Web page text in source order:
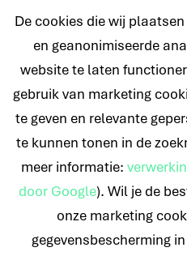
bedraagt € 33.638 op basis van
een maandtermijn van € 280,32
© 2026 Nederlands Krediet
De cookies die wij
en geanonimiseerde
website te laten
gebruik van marketing
te geven en relevante
te kunnen tonen in de
meer informatie:
door Google). Wil je de
onze marketing
gegevensbescherming